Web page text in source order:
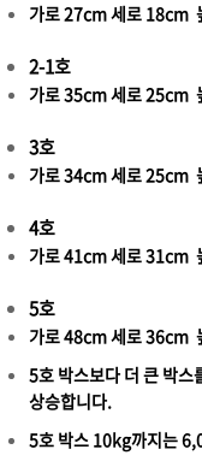
가로 27cm 세로 18cm
2-1호
가로 35cm 세로 25cm
3호
가로 34cm 세로 25cm
4호
가로 41cm 세로 31cm
5호
가로 48cm 세로 36cm
5호 박스보다 더 큰 박
상승합니다.
5호 박스 10kg까지는